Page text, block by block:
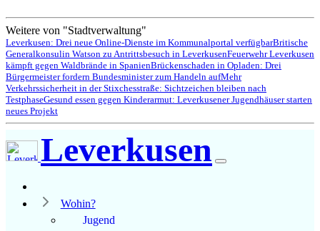
Weitere von "Stadtverwaltung"
Leverkusen: Drei neue Online-Dienste im Kommunalportal verfügbarBritische
Generalkonsulin Watson zu Antrittsbesuch in LeverkusenFeuerwehr Leverkusen
kämpft gegen Waldbrände in SpanienBrückenschaden in Opladen: Drei
Bürgermeister fordern Bundesminister zum Handeln aufMehr
Verkehrssicherheit in der Stixchesstraße: Sichtzeichen bleiben nach
TestphaseGesund essen gegen Kinderarmut: Leverkusener Jugendhäuser starten
neues Projekt
Leverkusen
Wohin?
Jugend